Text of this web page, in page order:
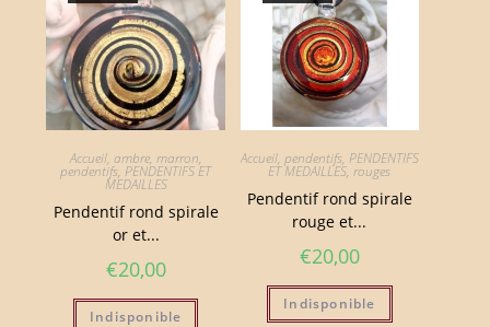
Accueil, ambre, marron,
pendentifs,PENDENTIFS ET
MEDAILLES
Pendentif rond spirale
or et...
€20,00
Indisponible
Accueil, pendentifs, PENDENTIFS
ET MEDAILLES,rouges
Pendentif rond spirale
rouge et...
€20,00
Indisponible